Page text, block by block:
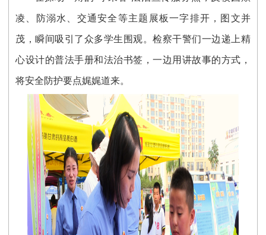
凌、防溺水、交通安全等主题展板一字排开，图文并
茂，瞬间吸引了众多学生围观。检察干警们一边递上精
心设计的普法手册和法治书签，一边用讲故事的方式，
将安全防护要点娓娓道来。